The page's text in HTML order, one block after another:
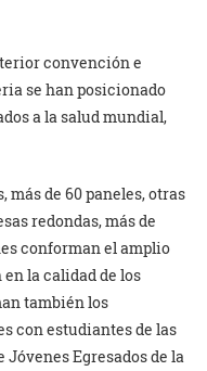
convención e
se han posicionado
a la salud mundial,
de 60 paneles, otras
redondas, más de
conforman el amplio
la calidad de los
también los
con estudiantes de las
Egresados de la